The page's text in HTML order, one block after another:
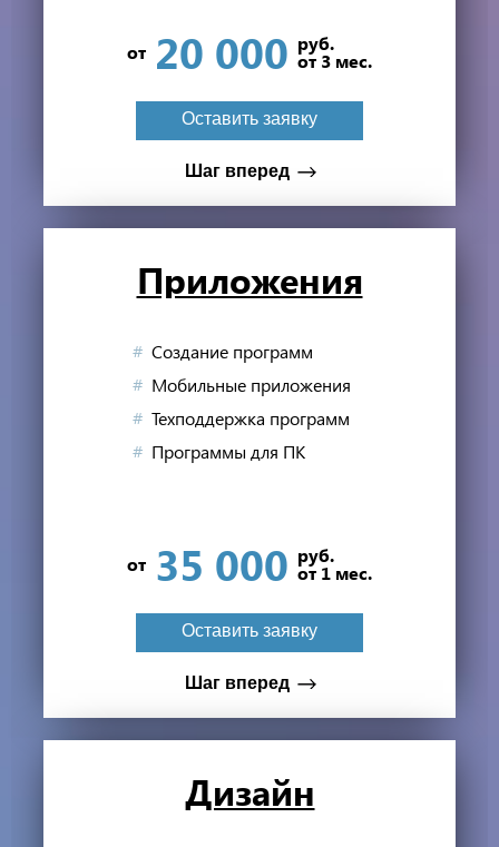
от 20 000 руб.
от 3 мес.
Оставить заявку
Шаг вперед
Оставить заявку
Мне не нужна скидка
Прило­жения
Создание программ
Мобильные приложения
Техподдержка программ
Программы для ПК
от 35 000 руб.
от 1 мес.
Оставить заявку
Шаг вперед
к успеху
Персона­льная
скидка
Оставить заявку
Мне не нужна скидка
Дизайн